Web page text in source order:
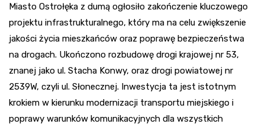
Miasto Ostrołęka z dumą ogłosiło zakończenie kluczowego
projektu infrastrukturalnego, który ma na celu zwiększenie
jakości życia mieszkańców oraz poprawę bezpieczeństwa
na drogach. Ukończono rozbudowę drogi krajowej nr 53,
znanej jako ul. Stacha Konwy, oraz drogi powiatowej nr
2539W, czyli ul. Słonecznej. Inwestycja ta jest istotnym
krokiem w kierunku modernizacji transportu miejskiego i
poprawy warunków komunikacyjnych dla wszystkich